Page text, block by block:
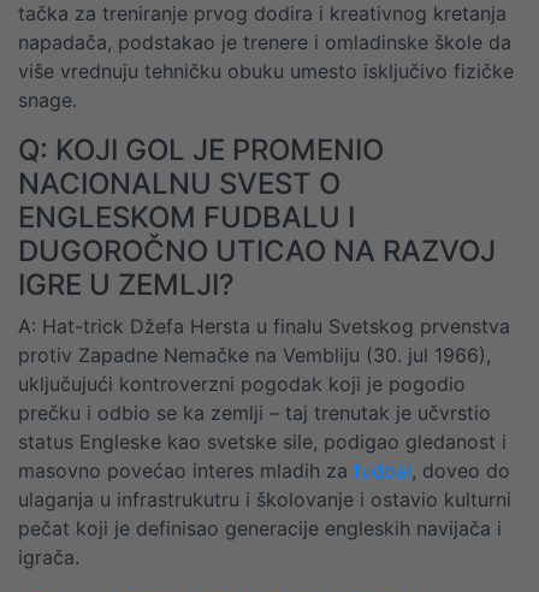
tačka za treniranje prvog dodira i kreativnog kretanja
napadača, podstakao je trenerе i omladinske škole da
više vrednuju tehničku obuku umesto isključivo fizičke
snage.
Q: KOJI GOL JE PROMENIO
NACIONALNU SVEST O
ENGLESKOM FUDBALU I
DUGOROČNO UTICAO NA RAZVOJ
IGRE U ZEMLJI?
A: Hat-trick Džefa Hersta u finalu Svetskog prvenstva
protiv Zapadne Nemačke na Vembliju (30. jul 1966),
uključujući kontroverzni pogodak koji je pogodio
prečku i odbio se ka zemlji – taj trenutak je učvrstio
status Engleske kao svetske sile, podigao gledanost i
masovno povećao interes mladih za fudbal, doveo do
ulaganja u infrastrukutru i školovanje i ostavio kulturni
pečat koji je definisao generacije engleskih navijača i
igrača.